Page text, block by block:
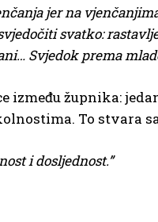
jer na
svatko:
Svjedok prema
između župnika:
To stvara
i dosljednost.”